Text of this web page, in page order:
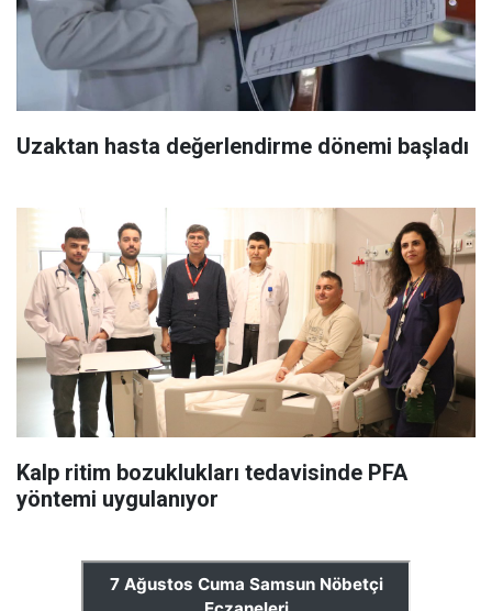
Uzaktan hasta değerlendirme dönemi başladı
Kalp ritim bozuklukları tedavisinde PFA
yöntemi uygulanıyor